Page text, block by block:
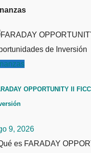
OPPORTUNITY II
9, 2026
es FARADAY